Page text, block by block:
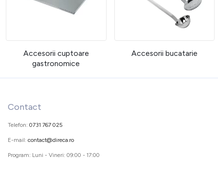
Accesorii cuptoare
gastronomice
Accesorii bucatarie
Contact
Telefon: 0731 767 025
E-mail: contact@direca.ro
Program: Luni - Vineri: 09:00 - 17:00